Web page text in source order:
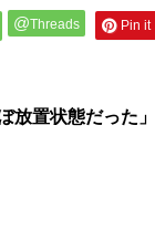
@Threads Pin it
放置状態だった」